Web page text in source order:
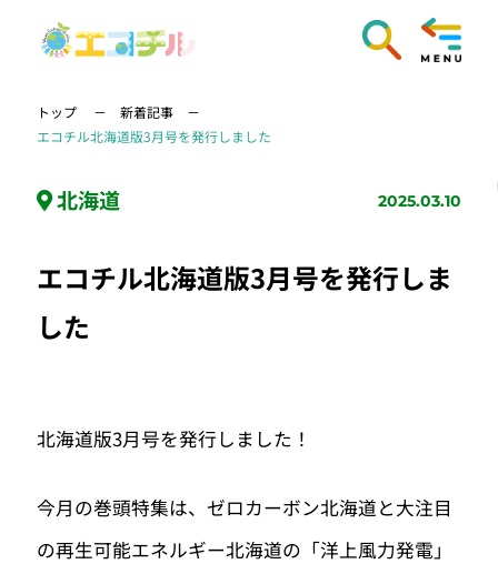
トップ
新着記事
エコチル北海道版3月号を発行しました
北海道 2025.03.10
エコチル北海道版3月号を発行しま
した
北海道版3月号を発行しました！
今月の巻頭特集は、ゼロカーボン北海道と大注目
の再生可能エネルギー北海道の「洋上風力発電」